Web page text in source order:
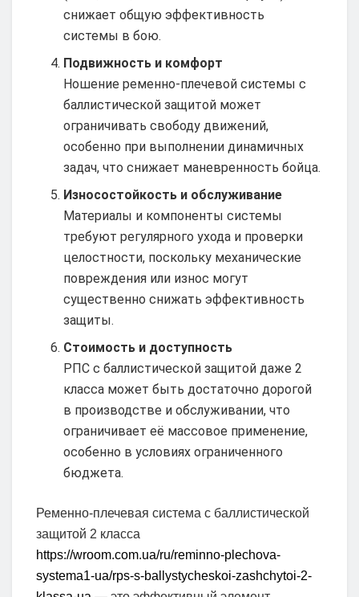
снижает общую эффективность
системы в бою.
Подвижность и комфорт
Ношение ременно-плечевой системы с
баллистической защитой может
ограничивать свободу движений,
особенно при выполнении динамичных
задач, что снижает маневренность бойца.
Износостойкость и обслуживание
Материалы и компоненты системы
требуют регулярного ухода и проверки
целостности, поскольку механические
повреждения или износ могут
существенно снижать эффективность
защиты.
Стоимость и доступность
РПС с баллистической защитой даже 2
класса может быть достаточно дорогой
в производстве и обслуживании, что
ограничивает её массовое применение,
особенно в условиях ограниченного
бюджета.
Ременно-плечевая система с баллистической
защитой 2 класса
https://wroom.com.ua/ru/reminno-plechova-
systema1-ua/rps-s-ballystycheskoi-zashchytoi-2-